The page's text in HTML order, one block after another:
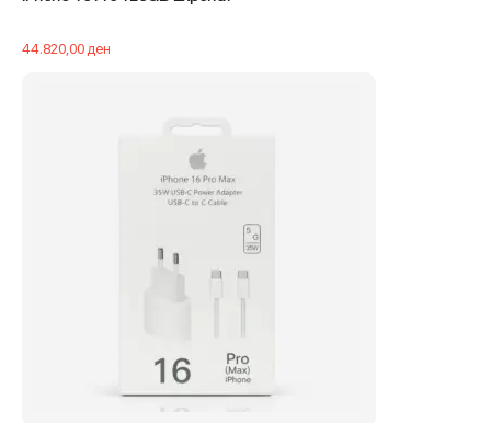
44.820,00ден